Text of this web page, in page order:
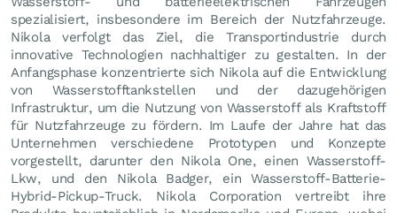
spezialisiert, insbesondere im Bereich der Nutzfahrzeuge.
Nikola verfolgt das Ziel, die Transportindustrie durch
innovative Technologien nachhaltiger zu gestalten. In der
Anfangsphase konzentrierte sich Nikola auf die Entwicklung
von Wasserstofftankstellen und der dazugehörigen
Infrastruktur, um die Nutzung von Wasserstoff als Kraftstoff
für Nutzfahrzeuge zu fördern. Im Laufe der Jahre hat das
Unternehmen verschiedene Prototypen und Konzepte
vorgestellt, darunter den Nikola One, einen Wasserstoff-
Lkw, und den Nikola Badger, ein Wasserstoff-Batterie-
Hybrid-Pickup-Truck. Nikola Corporation vertreibt ihre